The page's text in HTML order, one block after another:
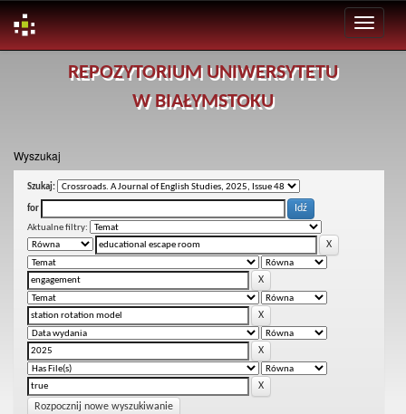
REPOZYTORIUM UNIWERSYTETU
W BIAŁYMSTOKU
Wyszukaj
Szukaj:
for
Aktualne filtry:
Rozpocznij nowe wyszukiwanie